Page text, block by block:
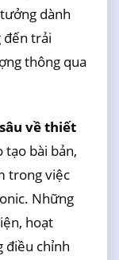
dành
đến trải
thông qua
về thiết
bài bản,
trong việc
Những
hoạt
điều chỉnh